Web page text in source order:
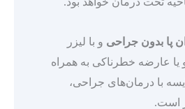
پا بدون جراحی و با لیزر
یا عارضه خطرناکی به همراه
با درمان‌های جراحی،
است.